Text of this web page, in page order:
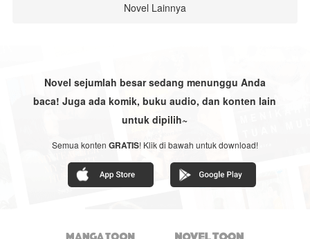
Novel Lainnya
Novel sejumlah besar sedang menunggu Anda
baca! Juga ada komik, buku audio, dan konten lain
untuk dipilih~
Semua konten GRATIS! Klik di bawah untuk download!